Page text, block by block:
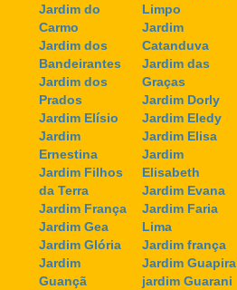
Jardim do
Carmo
Jardim dos
Bandeirantes
Jardim dos
Prados
Jardim Elísio
Jardim
Ernestina
Jardim Filhos
da Terra
Jardim França
Jardim Gea
Jardim Glória
Jardim
Guançã
Limpo
Jardim
Catanduva
Jardim das
Graças
Jardim Dorly
Jardim Eledy
Jardim Elisa
Jardim
Elisabeth
Jardim Evana
Jardim Faria
Lima
Jardim frança
Jardim Guapira
jardim Guarani